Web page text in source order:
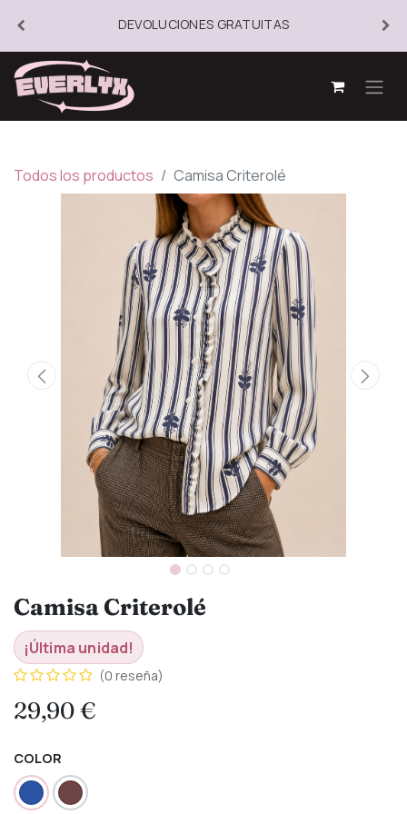
DEVOLUCIONES GRATUITAS
Todos los productos Camisa Criterolé
Camisa Criterolé
¡Última unidad!
(0 reseña)
29,90€
COLOR